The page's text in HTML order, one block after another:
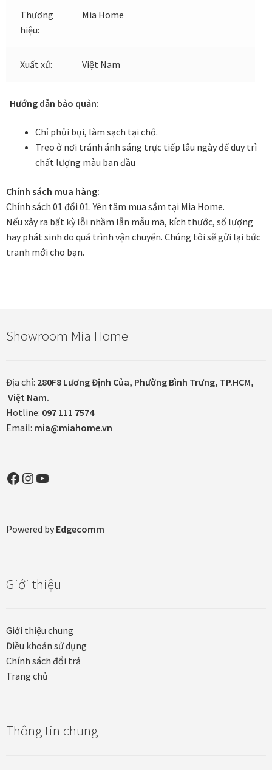
Đóng khung tranh canvas – tranh sơn dầu
Đóng khung tranh đính đá
poster, bản vẽ tay
Đóng khung tranh sơn mài
Giỏ hàng
Giới Thiệu Mia Home
Fine Art Giclée Printing
In tranh canvas theo yêu cầu
In tranh dán tường theo yêu cầu
Khung ảnh cưới
Khung tranh treo tường
Kim liên vạn phúc phòng thờ
Liên hệ
Nghệ thuật sơn mài dát vàng
Thương
hiệu:
Mia Home
Xuất xứ: Việt Nam
Hướng dẫn bảo quản:
Chỉ phủi bụi, làm sạch tại chỗ.
Treo ở nơi tránh ánh sáng trực tiếp lâu ngày để duy trì
chất lượng màu ban đầu
Chính sách mua hàng:
Chính sách 01 đổi 01. Yên tâm mua sắm tại Mia Home.
Nếu xảy ra bất kỳ lỗi nhầm lẫn mẫu mã, kích thước, số lượng
hay phát sinh do quá trình vận chuyển. Chúng tôi sẽ gửi lại bức
tranh mới cho bạn.
Showroom Mia Home
Địa chỉ: 280F8 Lương Định Của, Phường Bình Trưng, TP.HCM,
Việt Nam.
Hotline: 097 111 7574
Email: mia@miahome.vn
Facebook
Instagram
YouTube
Powered by Edgecomm
Giới thiệu
Giới thiệu chung
Điều khoản sử dụng
Chính sách đổi trả
Trang chủ
Thông tin chung